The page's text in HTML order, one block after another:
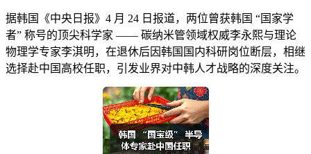
据韩国《中央日报》4 月 24 日报道，两位曾获韩国 “国家学
者” 称号的顶尖科学家 —— 碳纳米管领域权威李永熙与理论
物理学专家李淇明，在退休后因韩国国内科研岗位断层，相继
选择赴中国高校任职，引发业界对中韩人才战略的深度关注。